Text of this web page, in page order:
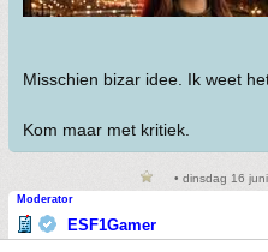
Misschien bizar idee. Ik weet
Kom maar met kritiek.
• dinsdag 16
Moderator
ESF1Gamer